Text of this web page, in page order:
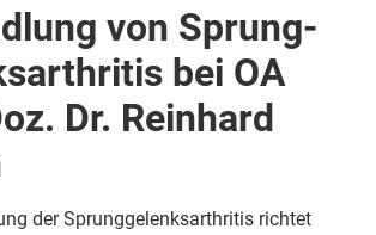
von Sprung­
bei OA
Dr. Reinhard
der Sprunggelenksarthritis richtet